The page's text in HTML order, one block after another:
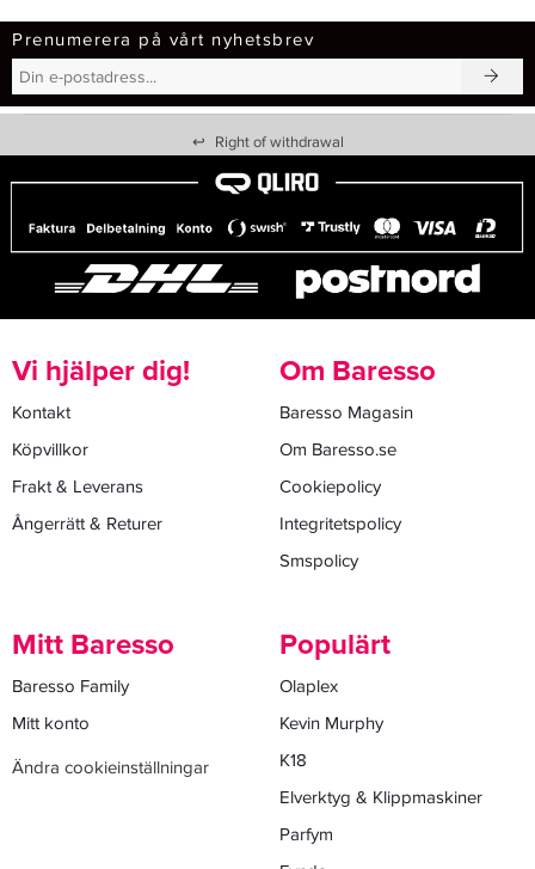
Prenumerera på vårt nyhetsbrev
↩ Right of withdrawal
Vi hjälper dig!
Kontakt
Köpvillkor
Frakt & Leverans
Ångerrätt & Returer
Om Baresso
Baresso Magasin
Om Baresso.se
Cookiepolicy
Integritetspolicy
Smspolicy
Mitt Baresso
Baresso Family
Mitt konto
Ändra cookieinställningar
Populärt
Olaplex
Kevin Murphy
K18
Elverktyg & Klippmaskiner
Parfym